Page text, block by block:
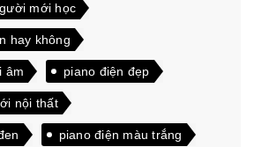
mới học
hay không
âm piano điện đẹp
nội thất
piano điện màu trắng